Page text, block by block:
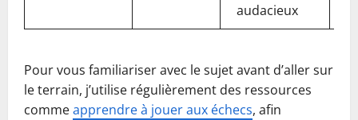
audacieux
Pour vous familiariser avec le sujet avant d’aller sur
le terrain, j’utilise régulièrement des ressources
commeapprendre à jouer aux échecs, afin